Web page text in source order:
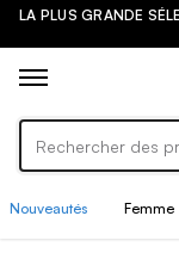
LA PLUS GRANDE
Nouveautés Femme